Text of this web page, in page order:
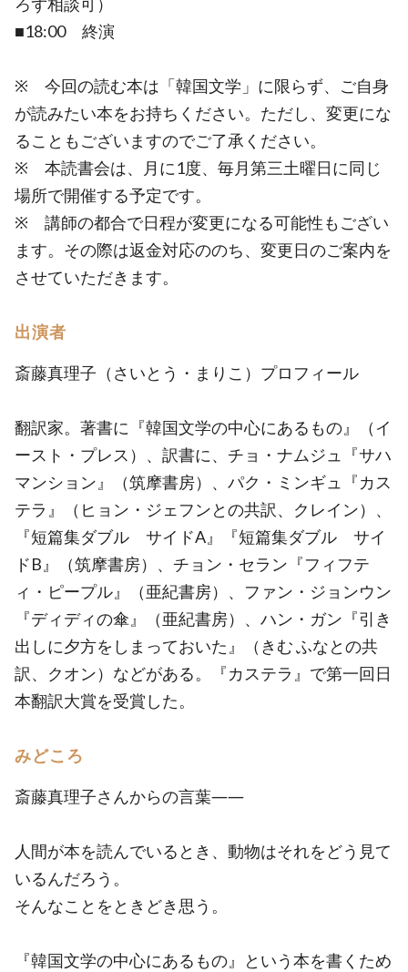
ろず相談可）
■18:00 終演
※ 今回の読む本は「韓国文学」に限らず、ご自身
が読みたい本をお持ちください。ただし、変更にな
ることもございますのでご了承ください。
※ 本読書会は、月に1度、毎月第三土曜日に同じ
場所で開催する予定です。
※ 講師の都合で日程が変更になる可能性もござい
ます。その際は返金対応ののち、変更日のご案内を
させていただきます。
出演者
斎藤真理子（さいとう・まりこ）プロフィール
翻訳家。著書に『韓国文学の中心にあるもの』（イ
ースト・プレス）、訳書に、チョ・ナムジュ『サハ
マンション』（筑摩書房）、パク・ミンギュ『カス
テラ』（ヒョン・ジェフンとの共訳、クレイン）、
『短篇集ダブル サイドA』『短篇集ダブル サイ
ドB』（筑摩書房）、チョン・セラン『フィフテ
ィ・ピープル』（亜紀書房）、ファン・ジョンウン
『ディディの傘』（亜紀書房）、ハン・ガン『引き
出しに夕方をしまっておいた』（きむ ふなとの共
訳、クオン）などがある。『カステラ』で第一回日
本翻訳大賞を受賞した。
みどころ
斎藤真理子さんからの言葉――
人間が本を読んでいるとき、動物はそれをどう見て
いるんだろう。
そんなことをときどき思う。
『韓国文学の中心にあるもの』という本を書くため